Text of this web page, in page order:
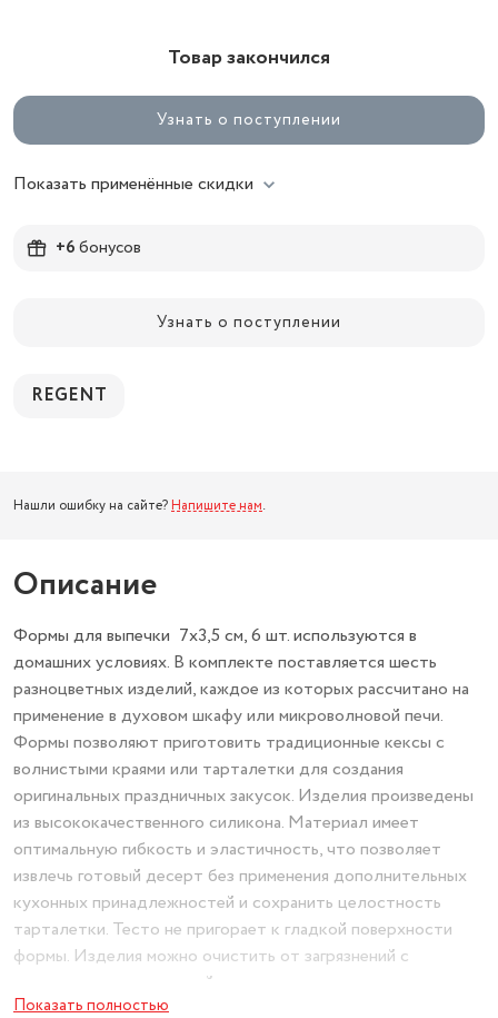
Товар закончился
Узнать о поступлении
Показать применённые скидки
+6бонусов
Узнать о поступлении
REGENT
Нашли ошибку на сайте? Напишите нам.
Описание
Формы для выпечки 7х3,5 см, 6 шт. используются в
домашних условиях. В комплекте поставляется шесть
разноцветных изделий, каждое из которых рассчитано на
применение в духовом шкафу или микроволновой печи.
Формы позволяют приготовить традиционные кексы с
волнистыми краями или тарталетки для создания
оригинальных праздничных закусок. Изделия произведены
из высококачественного силикона. Материал имеет
оптимальную гибкость и эластичность, что позволяет
извлечь готовый десерт без применения дополнительных
кухонных принадлежностей и сохранить целостность
тарталетки. Тесто не пригорает к гладкой поверхности
формы. Изделия можно очистить от загрязнений с
помощью посудомоечной машины.
Показать полностью